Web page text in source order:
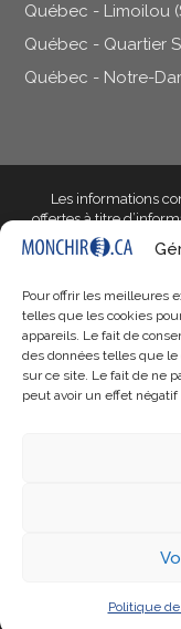
Pour offrir les meilleures
telles que les cookies
appareils. Le fait de
des données telles que
sur ce site. Le fait de ne
peut avoir un effet
Politique
Québec - Limoilou
Québec - Quartier
Québec - Notre-
Les informations
offertes à titre
ne doivent pas être
peuvent en aucun
votre situation. Si
docteur en
Monchiro.ca, ses
propriétaires et les
Nous ne
l’exhaustivité,